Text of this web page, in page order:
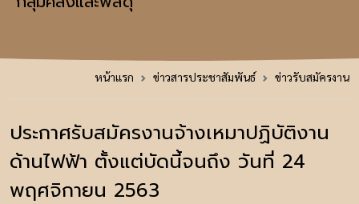
หน้าแรก ข่าวสารประชาสัมพันธ์ ข่าวรับสมัครงาน
ประกาศรับสมัครงานจ้างเหมาปฏิบัติงาน
ด้านไฟฟ้า ตั้งแต่บัดนี้จนถึง วันที่ 24
พฤศจิกายน 2563